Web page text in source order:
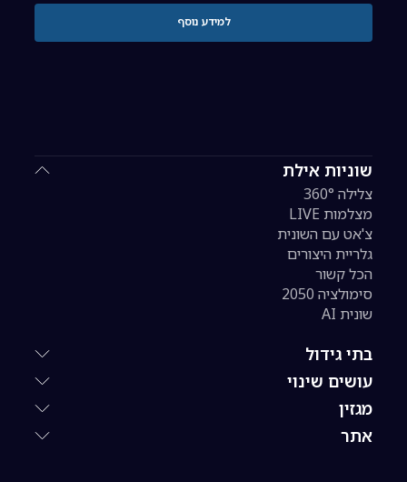
שוניות אילת
צלילה 360°
מצלמות LIVE
צ'אט עם השונית
גלריית היצורים
הכל קשור
סימולציה 2050
שונית AI
בתי גידול
עושים שינוי
מגזין
אתר
למידע נוסף